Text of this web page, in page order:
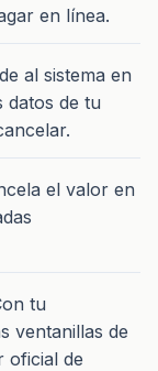
en línea.
al sistema en
datos de tu
el valor en
tu
ventanillas de
oficial de